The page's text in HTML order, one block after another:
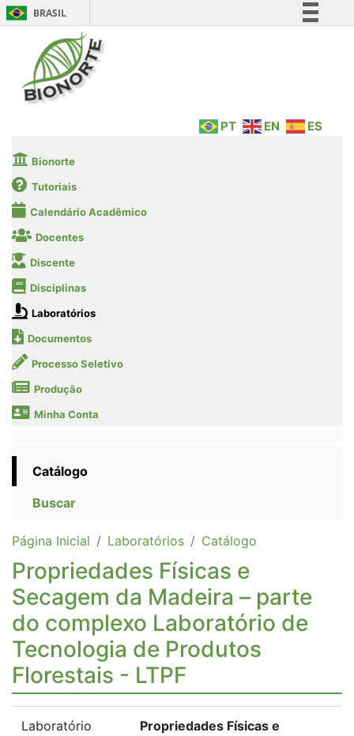
BRASIL
Legislação
PT EN ES
Bionorte
Tutoriais
Calendário Acadêmico
Docentes
Discente
Disciplinas
Laboratórios
Documentos
Processo Seletivo
Produção
Minha Conta
Catálogo
Buscar
Página Inicial Laboratórios Catálogo
Propriedades Físicas e
Secagem da Madeira – parte
do complexo Laboratório de
Tecnologia de Produtos
Florestais - LTPF
Laboratório
Propriedades Físicas e